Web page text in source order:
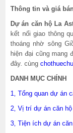
Thông tin và giá
Dự án căn hộ La
kết nối giao thông
thoáng nhờ sông
hiện đại cũng mang
đây. cùng
DANH MỤC CHÍNH
1, Tổng quan dự án
2, Vị trí dự án căn
3, Tiện ích dự án